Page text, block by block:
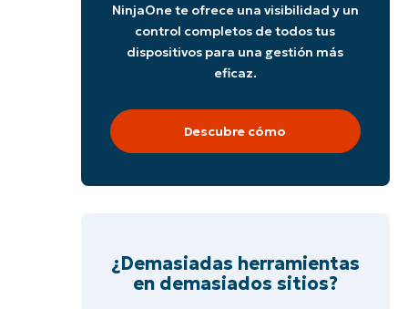
NinjaOne te ofrece una visibilidad y un
control completos de todos tus
dispositivos para una gestión más
eficaz.
Descubre cómo
¿Demasiadas herramientas
en demasiados sitios?